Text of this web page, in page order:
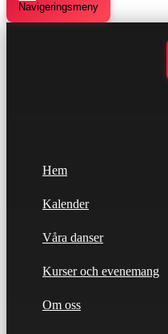
Navigeringsmeny
Hem
Kalender
Våra danser
Kurser och evenemang
Om oss